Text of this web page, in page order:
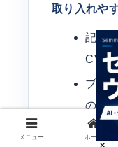
取り入れや
記事
CVに
ブラ
の理
営業
メニュー ホーム